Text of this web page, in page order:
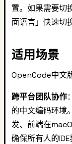
置。如果需要切
面语言」快速切
适用场景
OpenCode中文
跨平台团队协作
的中文编码环境
发、前端在
确保所有人的IDE